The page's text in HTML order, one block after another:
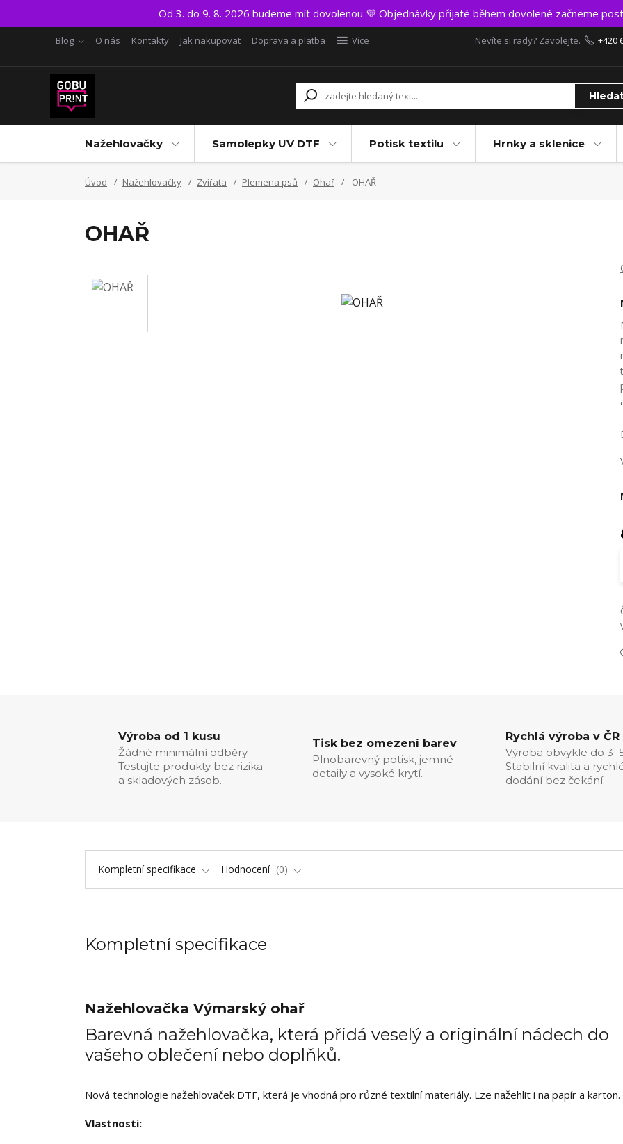
Od 3. do 9. 8. 2026 budeme mít dovolenou 💜 Objednávky přijaté během dovolené začneme
Blog O nás Kontakty Jak nakupovat Doprava a platba Více Nevíte si rady? Zavolejte. +420
Nažehlovačky Samolepky UV DTF Potisk textilu Hrnky a sklenice
Úvod Nažehlovačky Zvířata Plemena psů Ohař OHAŘ
OHAŘ
Výroba od 1 kusu
Žádné minimální odběry.
Testujte produkty bez rizika
a skladových zásob.
Tisk bez omezení barev
Plnobarevný potisk, jemné
detaily a vysoké krytí.
Rychlá výroba v ČR
Výroba obvykle do
Stabilní kvalita a
dodání bez čekání.
Kompletní specifikace Hodnocení 0
Kompletní specifikace
Nažehlovačka Výmarský ohař
Barevná nažehlovačka, která přidá veselý a originální nádech do
vašeho oblečení nebo doplňků.
Nová technologie nažehlovaček DTF, která je vhodná pro různé textilní materiály. Lze nažehlit i na papír a karton.
Vlastnosti: